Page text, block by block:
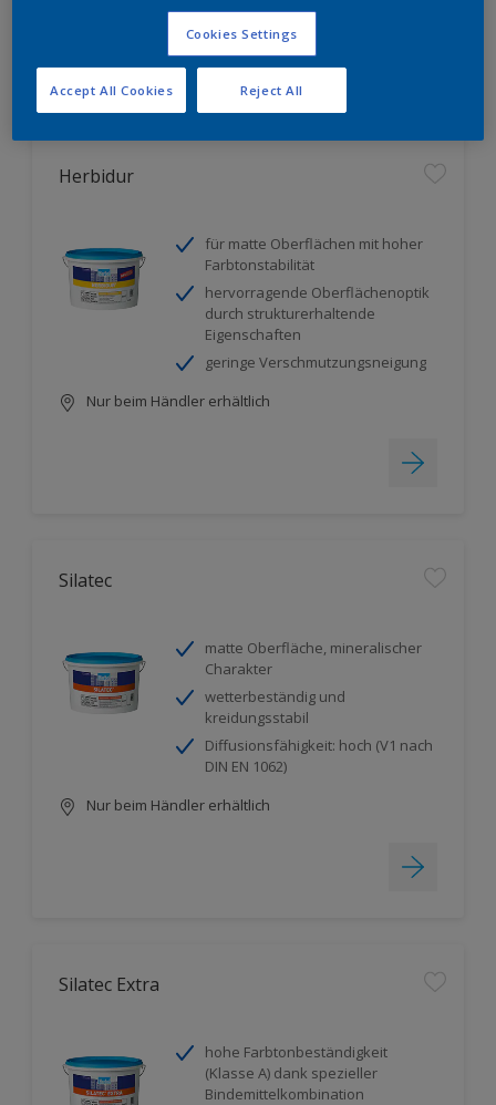
Herbidur
für matte Oberflächen mit hoher
Farbtonstabilität
hervorragende Oberflächenoptik
durch strukturerhaltende
Eigenschaften
geringe Verschmutzungsneigung
Nur beim Händler erhältlich
Silatec
matte Oberfläche, mineralischer
Charakter
wetterbeständig und
kreidungsstabil
Diffusionsfähigkeit: hoch (V1 nach
DIN EN 1062)
Nur beim Händler erhältlich
Silatec Extra
hohe Farbtonbeständigkeit
(Klasse A) dank spezieller
Bindemittelkombination
Cookies Settings
Reject All
Accept All Cookies